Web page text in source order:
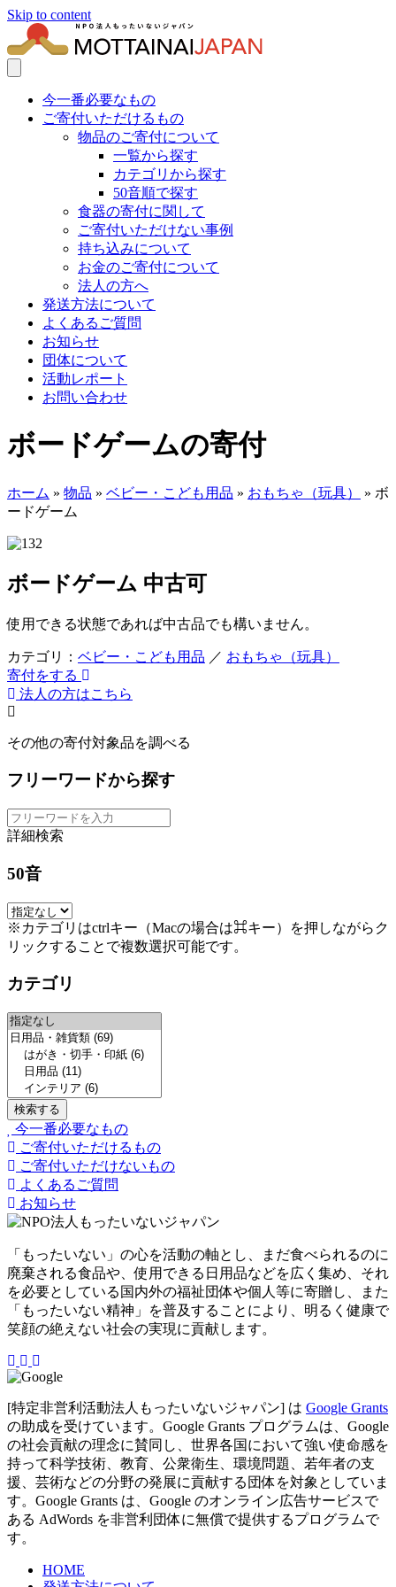
Skip to content
今一番必要なもの
ご寄付いただけるもの
物品のご寄付について
一覧から探す
カテゴリから探す
50音順で探す
食器の寄付に関して
ご寄付いただけない事例
持ち込みについて
お金のご寄付について
法人の方へ
発送方法について
よくあるご質問
お知らせ
団体について
活動レポート
お問い合わせ
ボードゲームの寄付
ホーム » 物品 » ベビー・こども用品 » おもちゃ（玩具） » ボ
ードゲーム
ボードゲーム 中古可
使用できる状態であれば中古品でも構いません。
カテゴリ： ベビー・こども用品 ／ おもちゃ（玩具）
寄付をする
法人の方はこちら
その他の寄付対象品を調べる
フリーワードから探す
詳細検索
50音
※カテゴリはctrlキー（Macの場合は⌘キー）を押しながらク
リックすることで複数選択可能です。
カテゴリ
今一番必要なもの
ご寄付いただけるもの
ご寄付いただけないもの
よくあるご質問
お知らせ
「もったいない」の心を活動の軸とし、まだ食べられるのに
廃棄される食品や、使用できる日用品などを広く集め、それ
を必要としている国内外の福祉団体や個人等に寄贈し、また
「もったいない精神」を普及することにより、明るく健康で
笑顔の絶えない社会の実現に貢献します。
[特定非営利活動法人もったいないジャパン] は Google Grants
の助成を受けています。Google Grants プログラムは、Google
の社会貢献の理念に賛同し、世界各国において強い使命感を
持って科学技術、教育、公衆衛生、環境問題、若年者の支
援、芸術などの分野の発展に貢献する団体を対象としていま
す。Google Grants は、Google のオンライン広告サービスで
ある AdWords を非営利団体に無償で提供するプログラムで
す。
HOME